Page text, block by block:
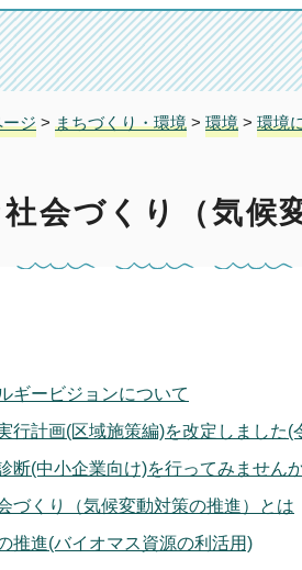
ジ > まちづくり・環境 > 環境 > 環境
会づくり（気候
ギービジョンについて
行計画(区域施策編)を改定しました(
断(中小企業向け)を行ってみません
づくり（気候変動対策の推進）とは
推進(バイオマス資源の利活用)